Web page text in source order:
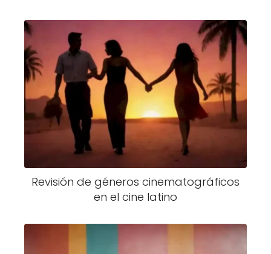
Revisión de géneros cinematográficos
en el cine latino